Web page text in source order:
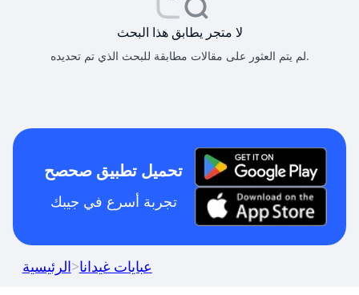
لا متجر يطابق هذا البحث
لم يتم العثور على مقالات مطابقة للبحث الذي تم تحديده.
تحميل تطبيق صحصح
تجربة أسرع في جيبك
الرئيسية>عبايات غيدانا